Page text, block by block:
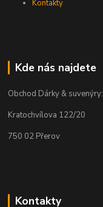
Kontakty
Kde nás najdete
Obchod Dárky & suvenýry:
Kratochvílova 122/20
750 02 Přerov
Kontakty